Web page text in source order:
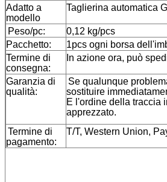
Adatto a
modello
Taglierina automatica
Peso/pc:
0,12 kg/pcs
Pacchetto:
1pcs ogni borsa
Termine di
consegna:
In azione ora, può
Garanzia di
qualità:
Se qualunque
sostituire
E l'ordine della traccia
apprezzato.
Termine di
pagamento:
T/T, Western Union,